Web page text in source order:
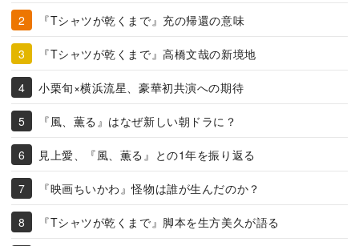
『Tシャツが乾くまで』充の帰還の意味
『Tシャツが乾くまで』高橋文哉の新境地
小栗旬×横浜流星、豪華初共演への期待
『風、薫る』はなぜ新しい朝ドラに？
見上愛、『風、薫る』との1年を振り返る
『映画ちいかわ』怪物は誰が生んだのか？
『Tシャツが乾くまで』脚本を生方美久が語る